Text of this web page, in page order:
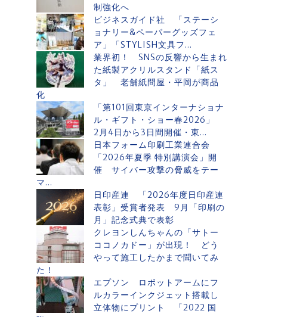
制強化へ
ビジネスガイド社 「ステーシ
ョナリー&ペーパーグッズフェ
ア」「STYLISH文具フ...
業界初！ SNSの反響から生まれ
た紙製アクリルスタンド「紙ス
タ」 老舗紙問屋・平岡が商品
化
「第101回東京インターナショナ
ル・ギフト・ショー春2026」
2月4日から3日間開催・東...
日本フォーム印刷工業連合会
「2026年夏季 特別講演会」開
催 サイバー攻撃の脅威をテー
マ...
日印産連 「2026年度日印産連
表彰」受賞者発表 9月「印刷の
月」記念式典で表彰
クレヨンしんちゃんの「サトー
ココノカドー」が出現！ どう
やって施工したかまで聞いてみ
た！
エプソン ロボットアームにフ
ルカラーインクジェット搭載し
立体物にプリント 「2022 国